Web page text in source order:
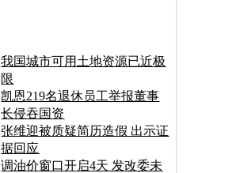
我国城市可用土地资源已近极
限
凯恩219名退休员工举报董事
长侵吞国资
张维迎被质疑简历造假 出示证
据回应
调油价窗口开启4天 发改委未